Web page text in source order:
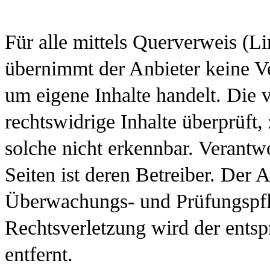
Für alle mittels Querverweis
übernimmt der Anbieter keine
um eigene Inhalte handelt. Die
rechtswidrige Inhalte
solche nicht erkennbar.
Seiten ist deren Betreiber. Der
Überwachungs- und
Rechtsverletzung wird der
entfernt.